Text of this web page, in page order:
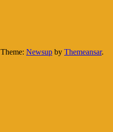
Theme: Newsup by Themeansar.